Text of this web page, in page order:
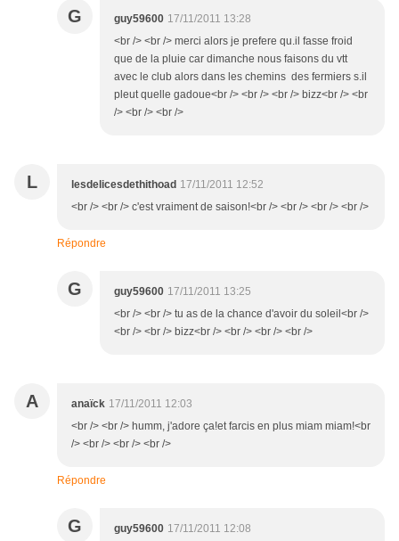
G guy59600 17/11/2011 13:28
<br /> <br /> merci alors je prefere qu.il fasse froid
que de la pluie car dimanche nous faisons du vtt
avec le club alors dans les chemins des fermiers s.il
pleut quelle gadoue<br /> <br /> <br /> bizz<br /> <br
/> <br /> <br />
L lesdelicesdethithoad 17/11/2011 12:52
<br /> <br /> c'est vraiment de saison!<br /> <br /> <br /> <br />
Répondre
G guy59600 17/11/2011 13:25
<br /> <br /> tu as de la chance d'avoir du soleil<br />
<br /> <br /> bizz<br /> <br /> <br /> <br />
A anaïck 17/11/2011 12:03
<br /> <br /> humm, j'adore ça!et farcis en plus miam miam!<br
/> <br /> <br /> <br />
Répondre
G guy59600 17/11/2011 12:08